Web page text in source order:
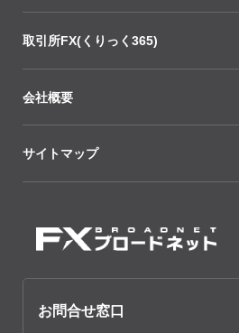
取引所FX(くりっく365)
会社概要
サイトマップ
お問合せ窓口